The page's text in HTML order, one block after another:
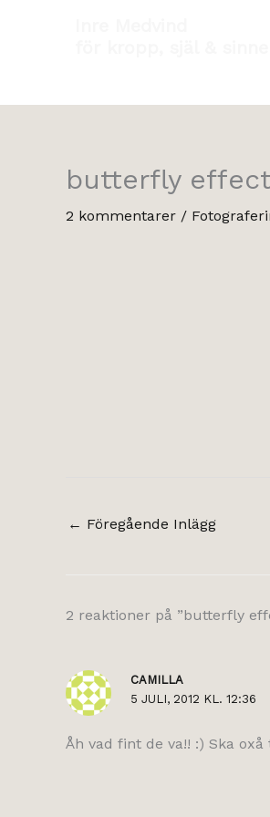
butterfly
2 kommentarer /
← Föregående Inlägg
2 reaktioner på ”butterfly
CAMILLA
5 JULI, 2012 KL. 12:36
Åh vad fint de va!! :) Ska